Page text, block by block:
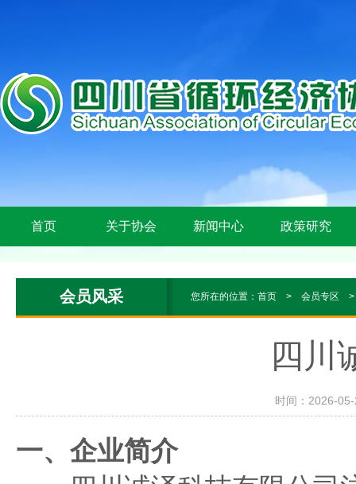
首页 关于协会 新闻中心 政策研究
会员风采 您所在的位置： 首页 > 会员专区
四川
时间：2026-
一、企业简介